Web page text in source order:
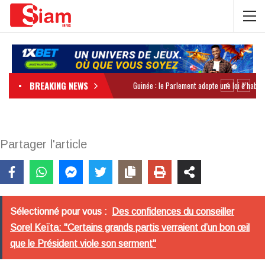
BREAKING NEWS
Partager l'article
Sélectionné pour vous :
Des confidences du conseiller
Sorel Keïta: "Certains grands partis verraient d’un bon œil
que le Président viole son serment"